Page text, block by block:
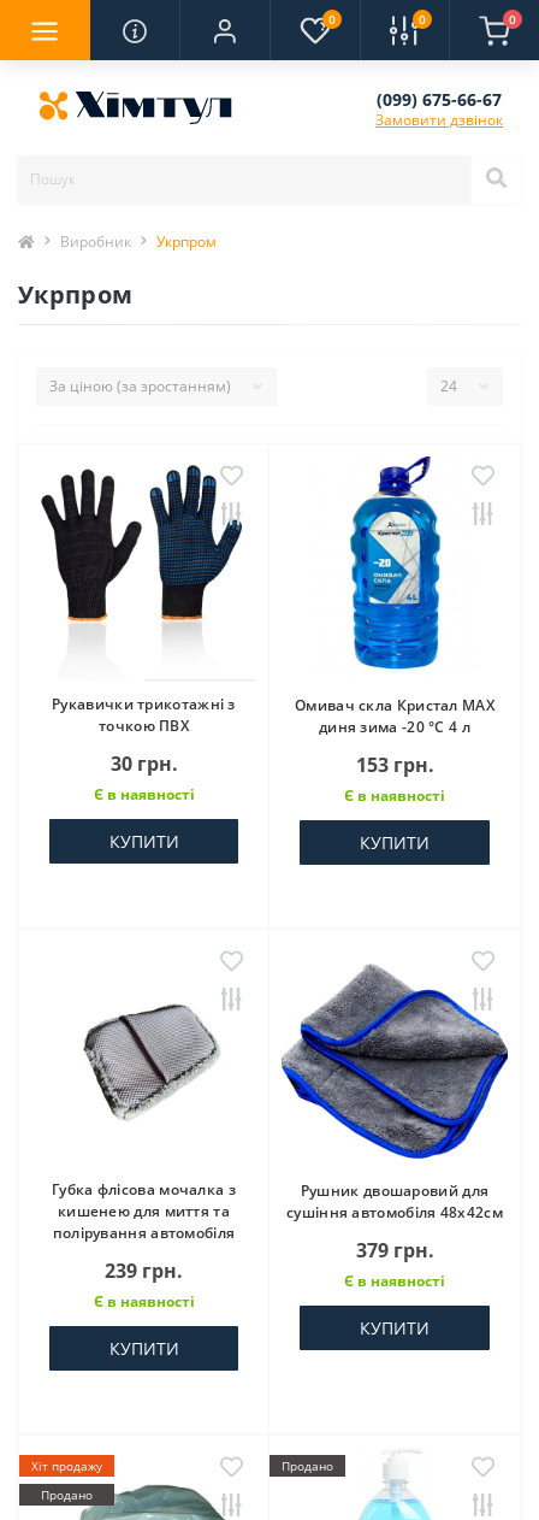
0 0 0
(099) 675-66-67
Замовити дзвінок
Виробник Укрпром
Укрпром
Рукавички трикотажні з
точкою ПВХ
30 грн.
Є в наявності
КУПИТИ
Омивач скла Кристал МАХ
диня зима -20 °С 4 л
153 грн.
Є в наявності
КУПИТИ
Губка флісова мочалка з
кишенею для миття та
полірування автомобіля
239 грн.
Є в наявності
КУПИТИ
Рушник двошаровий для
сушіння автомобіля 48х42см
379 грн.
Є в наявності
КУПИТИ
Хіт продажу
Продано
Продано